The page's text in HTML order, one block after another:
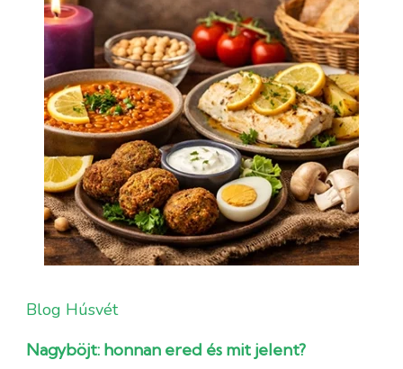
Blog Húsvét
Nagyböjt: honnan ered és mit jelent?